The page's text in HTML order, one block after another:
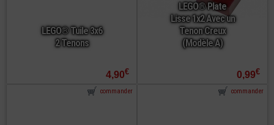
LEGO® Tuile 3x6
2 Tenons
4,90€
LEGO® Plate
Lisse 1x2 Avec un
Tenon Creux
(Modèle A)
0,99€
commander commander